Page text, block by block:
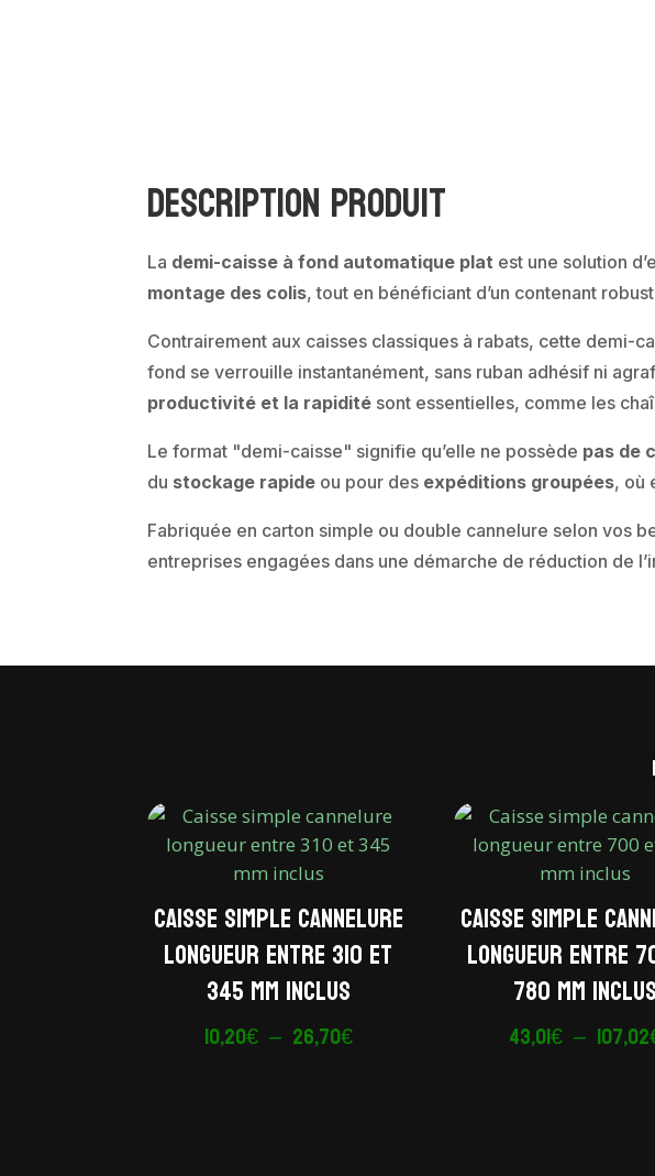
Description produit
La demi-caisse à fond automatique plat est une solution
montage des colis, tout en bénéficiant d’un contenant
Contrairement aux caisses classiques à rabats, cette demi-
fond se verrouille instantanément, sans ruban adhésif ni
productivité et la rapidité sont essentielles, comme les
Le format "demi-caisse" signifie qu’elle ne possède pas de
du stockage rapide ou pour des expéditions groupées, où
Fabriquée en carton simple ou double cannelure selon vos
entreprises engagées dans une démarche de réduction de
Caisse simple cannelure
longueur entre 310 et
345 mm inclus
10,20€ – 26,70€Plage
Caisse simple
longueur entre
780 mm inclus
43,01€ – 107,02